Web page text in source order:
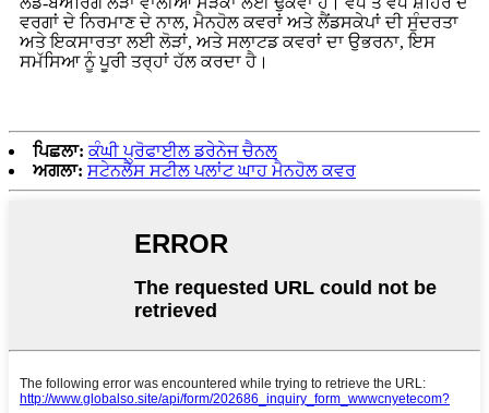
ਵਰਗਾਂ ਦੇ ਨਿਰਮਾਣ ਦੇ ਨਾਲ, ਮੈਨਹੋਲ ਕਵਰਾਂ ਅਤੇ ਲੈਂਡਸਕੇਪਾਂ ਦੀ ਸੁੰਦਰਤਾ
ਅਤੇ ਇਕਸਾਰਤਾ ਲਈ ਲੋੜਾਂ, ਅਤੇ ਸਲਾਟਡ ਕਵਰਾਂ ਦਾ ਉਭਰਨਾ, ਇਸ
ਸਮੱਸਿਆ ਨੂੰ ਪੂਰੀ ਤਰ੍ਹਾਂ ਹੱਲ ਕਰਦਾ ਹੈ।
ਪਿਛਲਾ: ਕੰਘੀ ਪ੍ਰੋਫਾਈਲ ਡਰੇਨੇਜ ਚੈਨਲ
ਅਗਲਾ: ਸਟੇਨਲੈੱਸ ਸਟੀਲ ਪਲਾਂਟ ਘਾਹ ਮੈਨਹੋਲ ਕਵਰ